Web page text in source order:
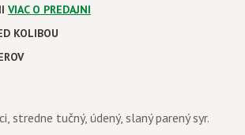
VIAC O PREDAJNI
KOLIBOU
stredne tučný, údený, slaný parený syr.